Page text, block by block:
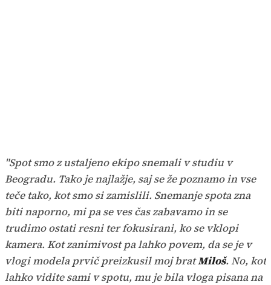
"Spot smo z ustaljeno ekipo snemali v studiu v
Beogradu. Tako je najlažje, saj se že poznamo in vse
teče tako, kot smo si zamislili. Snemanje spota zna
biti naporno, mi pa se ves čas zabavamo in se
trudimo ostati resni ter fokusirani, ko se vklopi
kamera. Kot zanimivost pa lahko povem, da se je v
vlogi modela prvič preizkusil moj bratMiloš. No, kot
lahko vidite sami v spotu, mu je bila vloga pisana na